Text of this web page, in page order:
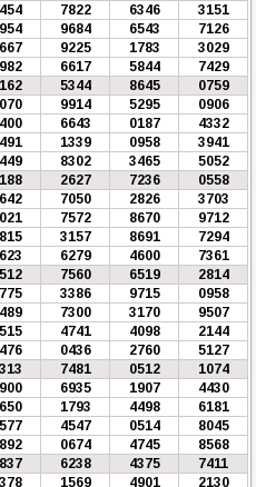
7822 6346
3151
9684 6543
7126
9225 1783
3029
6617 5844
7429
5344 8645
0759
9914 5295
0906
6643 0187
4332
1339 0958
3941
8302 3465
5052
2627 7236
0558
7050 2826
3703
7572 8670
9712
3157 8691
7294
6279 4600
7361
7560 6519
2814
3386 9715
0958
7300 3170
9507
4741 4098
2144
0436 2760
5127
7481 0512
1074
6935 1907
4430
1793 4498
6181
4547 0514
8045
0674 4745
8568
6238 4375
7411
1569 4901
2130